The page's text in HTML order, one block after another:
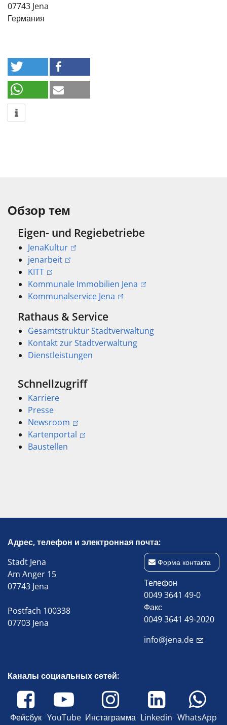
07743 Jena
Германия
Обзор тем
Eigen- und Regiebetriebe
JenaKultur
jenarbeit
KITT
Kommunale Immobilien Jena
Kommunalservice Jena
Rathaus & Service
Gesamtstruktur Stadtverwaltung
Kontakt zur Stadtverwaltung
Dienstleistungen
Schnellzugriff
Karriere
Presse
Newsroom
Kartenportal
Baustellen
Адрес, телефон и электронная почта:
Stadt Jena
Am Anger 15
07743 Jena
Postfach 100338
07703 Jena
Форма контакта
Телефон
0049 3641 49-0
Факс
0049 3641 49-2020
info@jena.de
Каналы социальных сетей:
Фейсбук YouTube Инстаграмма Linkedin WhatsApp